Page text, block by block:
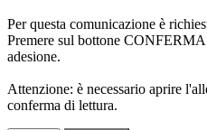
Per questa comunicazione è
Premere sul bottone
adesione.
Attenzione: è necessario aprire
conferma di lettura.